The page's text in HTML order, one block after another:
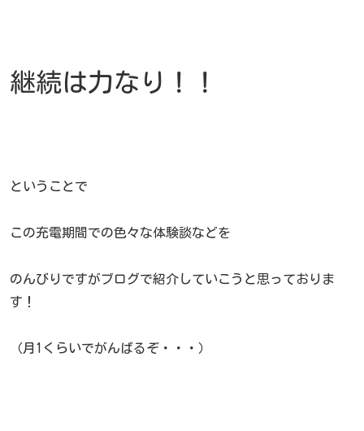
継続は力なり！！
ということで
この充電期間での色々な体験談などを
のんびりですがブログで紹介していこうと思っておりま
す！
（月1くらいでがんばるぞ・・・）